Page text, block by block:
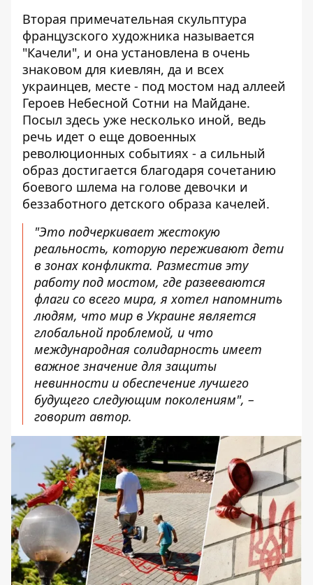
Вторая примечательная скульптура
французского художника называется
"Качели", и она установлена ​​в очень
знаковом для киевлян, да и всех
украинцев, месте - под мостом над аллеей
Героев Небесной Сотни на Майдане.
Посыл здесь уже несколько иной, ведь
речь идет о еще довоенных
революционных событиях - а сильный
образ достигается благодаря сочетанию
боевого шлема на голове девочки и
беззаботного детского образа качелей.
"Это подчеркивает жестокую
реальность, которую переживают дети
в зонах конфликта. Разместив эту
работу под мостом, где развеваются
флаги со всего мира, я хотел напомнить
людям, что мир в Украине является
глобальной проблемой, и что
международная солидарность имеет
важное значение для защиты
невинности и обеспечение лучшего
будущего следующим поколениям", –
говорит автор.